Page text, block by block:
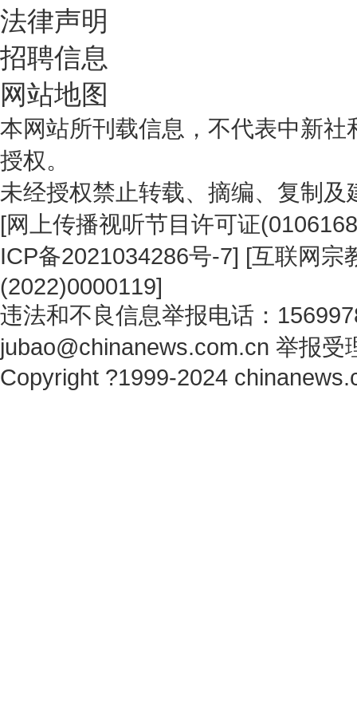
法律声明
招聘信息
网站地图
本网站所刊载信息，不代表中新
授权。
未经授权禁止转载、摘编、复制
[网上传播视听节目许可证
ICP备2021034286号-7] [互联网宗
(2022)0000119]
违法和不良信息举报电话：
jubao@chinanews.com.cn 举报受
Copyright ?1999-2024